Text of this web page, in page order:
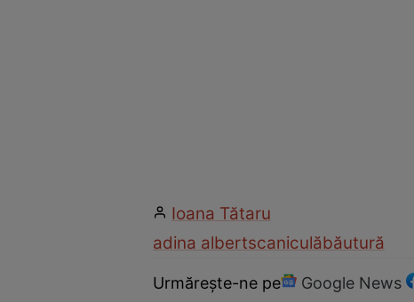
Ioana Tătaru
adina albertscaniculăbăutură
Urmărește-ne pe Google News